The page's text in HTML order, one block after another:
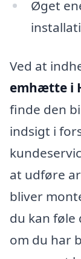
Øget
Ved at
emhætte i
finde den
indsigt i
at udføre
bliver
du kan føle
om du har